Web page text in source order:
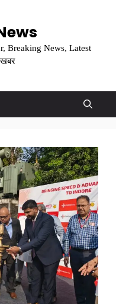
Breaking News, Latest
खबर